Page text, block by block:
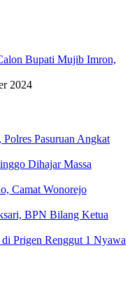
Bupati Mujib Imron,
2024
Pasuruan Angkat
Dihajar Massa
Camat Wonorejo
BPN Bilang Ketua
Prigen Renggut 1 Nyawa